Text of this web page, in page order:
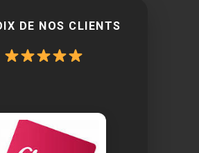
DE NOS CLIENTS